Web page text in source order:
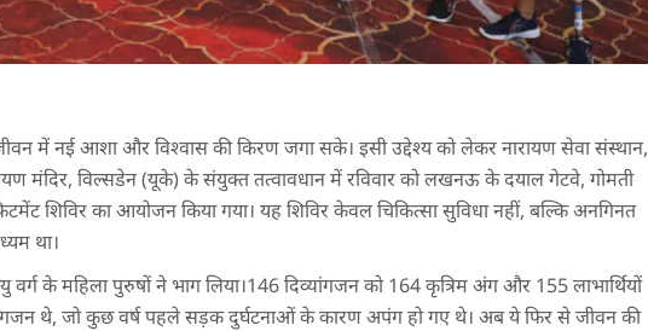
में नई आशा और विश्वास की किरण जगा सके। इसी उद्देश्य को लेकर नारायण सेवा संस्थान,
मंदिर, विल्सडेन (यूके) के संयुक्त तत्वावधान में रविवार को लखनऊ के दयाल गेटवे, गोमती
शिविर का आयोजन किया गया। यह शिविर केवल चिकित्सा सुविधा नहीं, बल्कि अनगिनत
था।
वर्ग के महिला पुरुषों ने भाग लिया।146 दिव्यांगजन को 164 कृत्रिम अंग और 155 लाभार्थियों
थे, जो कुछ वर्ष पहले सड़क दुर्घटनाओं के कारण अपंग हो गए थे। अब ये फिर से जीवन की